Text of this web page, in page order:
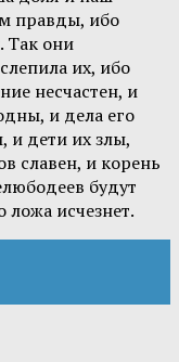
правды, ибо
Так они
их, ибо
несчастен, и
и дела его
и дети их злы,
славен, и корень
будут
ложа исчезнет.